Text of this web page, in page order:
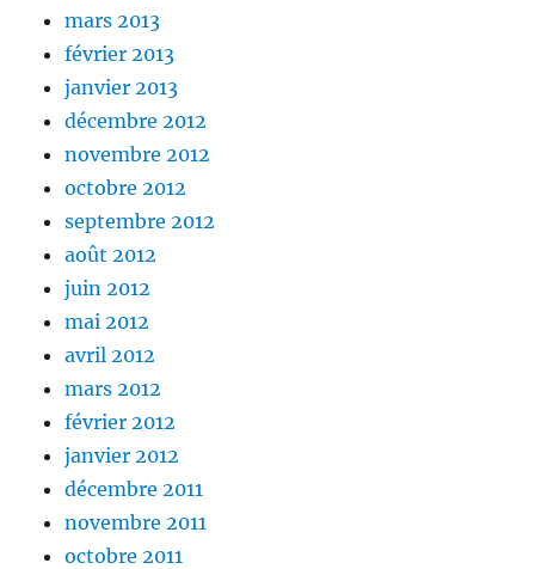
mars 2013
février 2013
janvier 2013
décembre 2012
novembre 2012
octobre 2012
septembre 2012
août 2012
juin 2012
mai 2012
avril 2012
mars 2012
février 2012
janvier 2012
décembre 2011
novembre 2011
octobre 2011